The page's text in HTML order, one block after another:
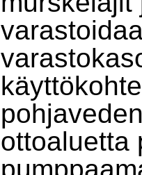
ottoaluetta